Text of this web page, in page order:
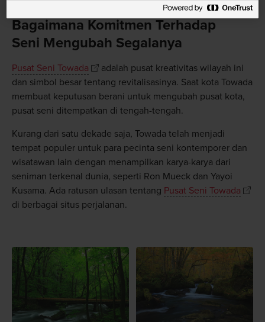
Bagaimana Komitmen Terhadap
Seni Mengubah Segalanya
Pusat Seni Towada
adalah pusat kreativitas wilayah ini
dan simbol besar tentang revitalisasinya. Saat kota Towada
membuat keputusan berani untuk mengubah pusat kota,
pusat seni ditempatkan di tengah-tengah.
Kurang dari satu dekade saja, Towada telah menjadi
tempat populer untuk para pecinta seni kontemporer dan
wisatawan lain dengan menampilkan karya-karya dari
seniman terkenal dunia, seperti Ron Mueck dan Yayoi
Kusama. Ada ratusan ulasan tentang Pusat Seni Towada
di berbagai situs perjalanan.